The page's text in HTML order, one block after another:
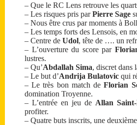
– Que le RC Lens retrouve les
– Les risques pris parPierre Sage
– Nous être crus par moments à
– Les temps forts des Lensois, en
– Centre de Udol, tête de …. un
– L’ouverture du score par
lustres.
– Qu’Abdallah Sima, discret dans
– Le but d’Andrija Bulatovic qui
– Le très bon match deFlorian
domination Troyenne.
– L’entrée en jeu de Allan
profiter.
– Quatre buts inscrits, une